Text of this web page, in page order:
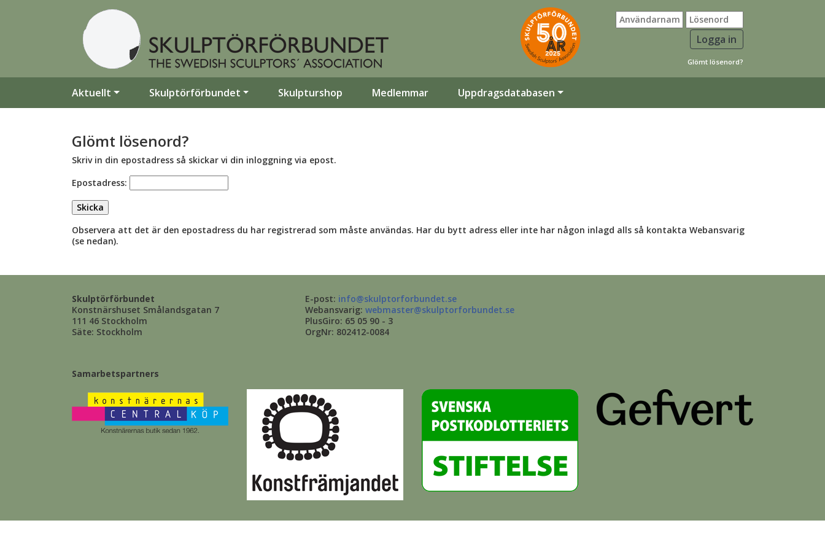
Glömt lösenord?
Aktuellt Skulptörförbundet Skulpturshop Medlemmar Uppdragsdatabasen
Glömt lösenord?
Skriv in din epostadress så skickar vi din inloggning via epost.
Epostadress:
Observera att det är den epostadress du har registrerad som måste användas. Har du bytt adress eller inte har någon inlagd alls så kontakta Webansvarig
(se nedan).
Skulptörförbundet
Konstnärshuset Smålandsgatan 7
111 46 Stockholm
Säte: Stockholm
E-post: info@skulptorforbundet.se
Webansvarig: webmaster@skulptorforbundet.se
PlusGiro: 65 05 90 - 3
OrgNr: 802412-0084
Samarbetspartners